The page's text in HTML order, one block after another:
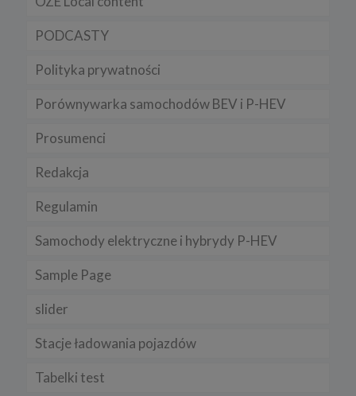
PODCASTY
Polityka prywatności
Porównywarka samochodów BEV i P-HEV
Prosumenci
Redakcja
Regulamin
Samochody elektryczne i hybrydy P-HEV
Sample Page
slider
Stacje ładowania pojazdów
Tabelki test